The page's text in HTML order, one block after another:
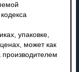
упаковке,
может как